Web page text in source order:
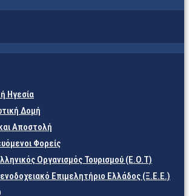
Ηγεσία
Δομή
Αποστολή
Φορείς
Οργανισμός Τουρισμού (Ε.Ο.Τ)
Επιμελητήριο Ελλάδος (Ξ.Ε.Ε.)